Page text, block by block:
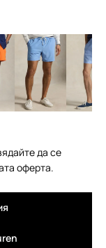
да се
оферта.